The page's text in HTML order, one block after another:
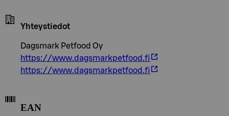
Yhteystiedot
Dagsmark Petfood Oy
https://www.dagsmarkpetfood.fi
https://www.dagsmarkpetfood.fi
EAN